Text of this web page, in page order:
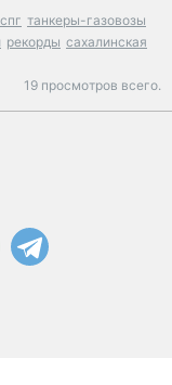
танкеры-газовозы
рекорды сахалинская
19 просмотров всего.